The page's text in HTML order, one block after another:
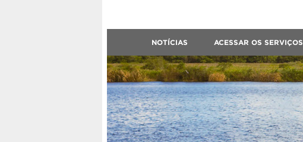
NOTÍCIAS ACESSAR OS